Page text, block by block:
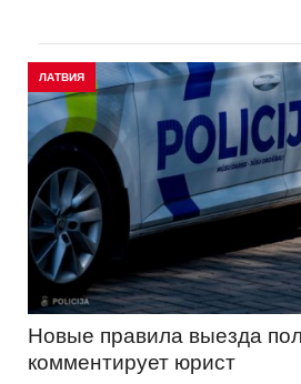
ЛАТВИЯ
Новые правила выезда
комментирует юрист